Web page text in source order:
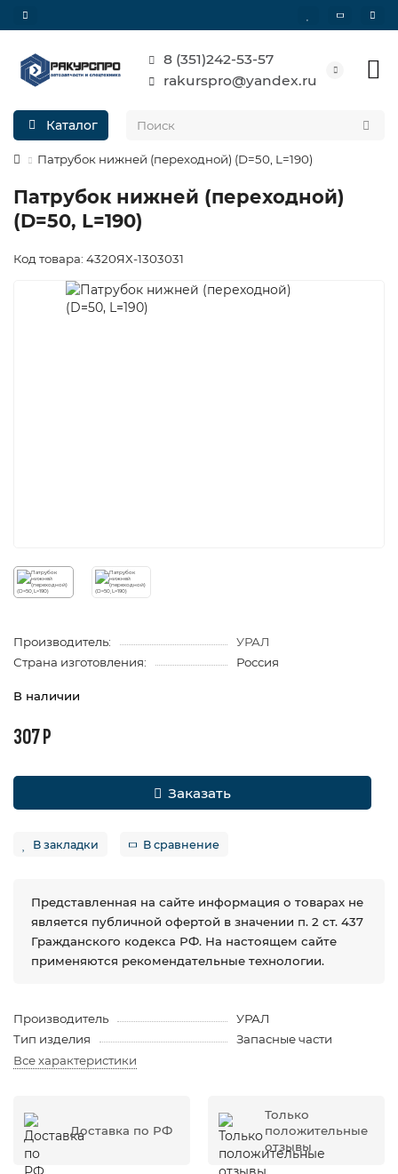
8 (351)242-53-57
rakurspro@yandex.ru
Каталог
Патрубок нижней (переходной) (D=50, L=190)
Патрубок нижней (переходной)
(D=50, L=190)
Код товара: 4320ЯХ-1303031
Производитель:
УРАЛ
Страна изготовления:
Россия
В наличии
307 Р
Заказать
В закладки В сравнение
Представленная на сайте информация о товарах не
является публичной офертой в значении п. 2 ст. 437
Гражданского кодекса РФ. На настоящем сайте
применяются рекомендательные технологии.
Производитель
УРАЛ
Тип изделия
Запасные части
Все характеристики
Доставка по РФ
Только
положительные
отзывы